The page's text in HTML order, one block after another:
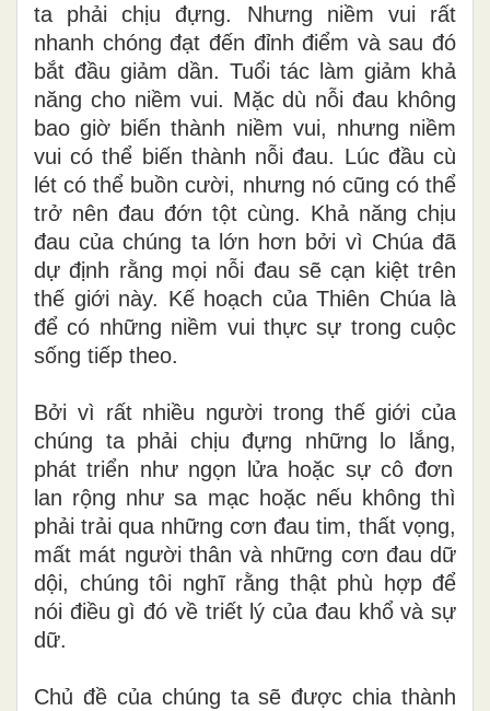
ta phải chịu đựng. Nhưng niềm vui rất
nhanh chóng đạt đến đỉnh điểm và sau đó
bắt đầu giảm dần. Tuổi tác làm giảm khả
năng cho niềm vui. Mặc dù nỗi đau không
bao giờ biến thành niềm vui, nhưng niềm
vui có thể biến thành nỗi đau. Lúc đầu cù
lét có thể buồn cười, nhưng nó cũng có thể
trở nên đau đớn tột cùng. Khả năng chịu
đau của chúng ta lớn hơn bởi vì Chúa đã
dự định rằng mọi nỗi đau sẽ cạn kiệt trên
thế giới này. Kế hoạch của Thiên Chúalà
để có những niềm vui thực sự trong cuộc
sống tiếp theo.
Bởi vì rất nhiều người trong thế giới của
chúng ta phải chịu đựng những lo lắng,
phát triển như ngọn lửa hoặc sự cô đơn
lan rộng như sa mạc hoặc nếu không thì
phải trải qua những cơn đau tim, thất vọng,
mất mát người thân và những cơn đau dữ
dội, chúng tôi nghĩ rằng thật phù hợp để
nói điều gì đó về triết lý của đau khổ và sự
dữ.
Chủ đề của chúng tasẽ được chia thành